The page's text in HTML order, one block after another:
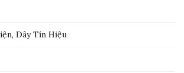
Dây Tín Hiệu